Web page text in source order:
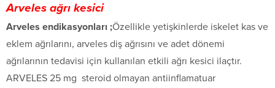
Arveles ağrı kesici
Arveles endikasyonları ;Özellikle yetişkinlerde iskelet kas ve
eklem ağrılarını, arveles diş ağrısını ve adet dönemi
ağrılarının tedavisi için kullanılan etkili ağrı kesici ilaçtır.
ARVELES 25 mg steroid olmayan antiinflamatuar